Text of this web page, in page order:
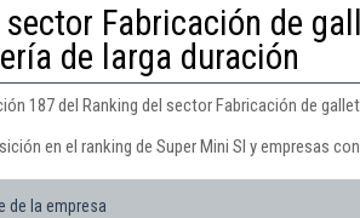
sector Fabricación de
de larga duración
187 del Ranking del sector Fabricación de
en el ranking de Super Mini Sl y empresas
de la empresa